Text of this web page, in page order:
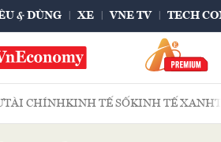
& DÙNG XE VNE TV TECH
TÀI CHÍNHKINH TẾ SỐKINH TẾ XANH